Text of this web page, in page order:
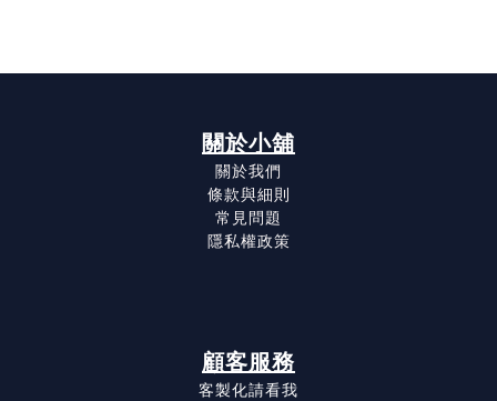
關於小舖
關於我們
條款與細則
常見問題
隱私權政策
顧客服務
客製化請看我